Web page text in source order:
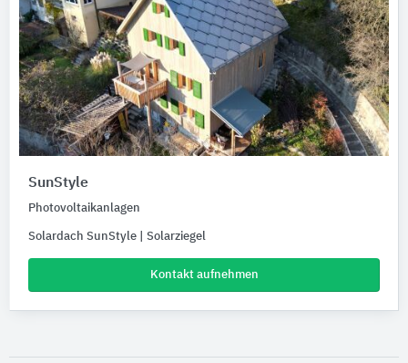
SunStyle
Photovoltaikanlagen
Solardach SunStyle | Solarziegel
Kontakt aufnehmen